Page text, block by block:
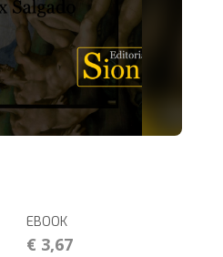
EBOOK
€ 3,67